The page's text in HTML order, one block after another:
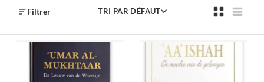
Filtrer TRI PAR DÉFAUT